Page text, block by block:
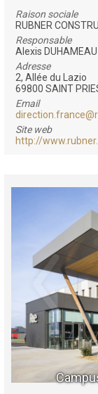
Raison sociale
RUBNER
Responsable
Alexis DUHAMEAU
Adresse
2, Allée du Lazio
69800 SAINT
Email
Site web
http://